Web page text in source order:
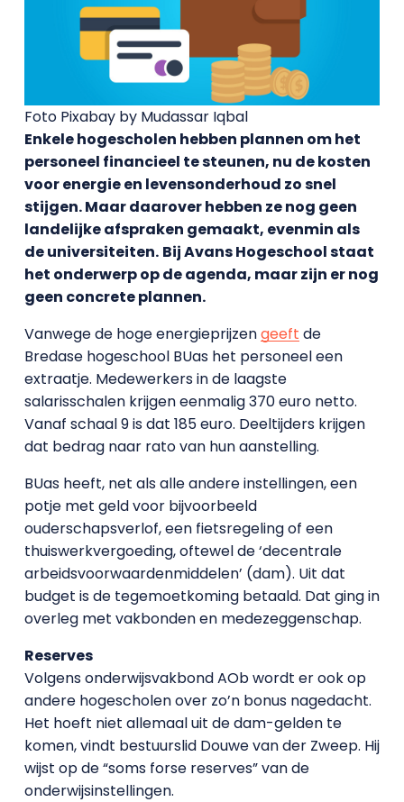
Foto Pixabay by Mudassar Iqbal
Enkele hogescholen hebben plannen om het
personeel financieel te steunen, nu de kosten
voor energie en levensonderhoud zo snel
stijgen. Maar daarover hebben ze nog geen
landelijke afspraken gemaakt, evenmin als
de universiteiten. Bij Avans Hogeschool staat
het onderwerp op de agenda, maar zijn er nog
geen concrete plannen.
Vanwege de hoge energieprijzengeeft de
Bredase hogeschool BUas het personeel een
extraatje. Medewerkers in de laagste
salarisschalen krijgen eenmalig 370 euro netto.
Vanaf schaal 9 is dat 185 euro. Deeltijders krijgen
dat bedrag naar rato van hun aanstelling.
BUas heeft, net als alle andere instellingen, een
potje met geld voor bijvoorbeeld
ouderschapsverlof, een fietsregeling of een
thuiswerkvergoeding, oftewel de ‘decentrale
arbeidsvoorwaardenmiddelen’ (dam). Uit dat
budget is de tegemoetkoming betaald. Dat ging in
overleg met vakbonden en medezeggenschap.
Reserves
Volgens onderwijsvakbond AOb wordt er ook op
andere hogescholen over zo’n bonus nagedacht.
Het hoeft niet allemaal uit de dam-gelden te
komen, vindt bestuurslid Douwe van der Zweep. Hij
wijst op de “soms forse reserves” van de
onderwijsinstellingen.